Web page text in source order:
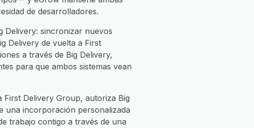
de desarrolladores.
Delivery: sincronizar nuevos
Delivery de vuelta a First
a través de Big Delivery,
para que ambos sistemas vean
Delivery Group, autoriza Big
una incorporación personalizada
trabajo contigo a través de una